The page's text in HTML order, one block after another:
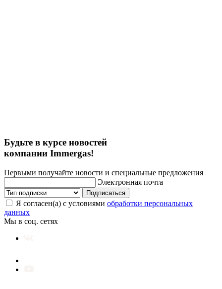
Будьте в курсе новостей
компании Immergas!
Первыми получайте новости и специальные предложения
Электронная почта
Подписаться
Я согласен(а) с условиями обработки персональных
данных
Мы в соц. сетях